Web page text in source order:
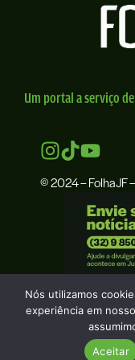
Um portal a serviço
© 2024 – FolhaJF
Nós utilizamos
experiência em
Aceitar